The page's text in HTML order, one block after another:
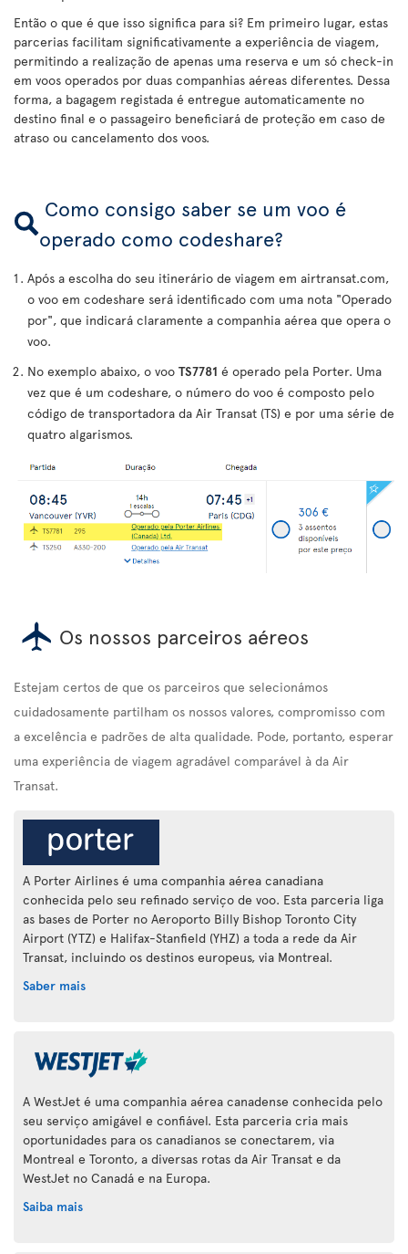
Então o que é que isso significa para si? Em primeiro lugar, estas
parcerias facilitam significativamente a experiência de viagem,
permitindo a realização de apenas uma reserva e um só check-in
em voos operados por duas companhias aéreas diferentes. Dessa
forma, a bagagem registada é entregue automaticamente no
destino final e o passageiro beneficiará de proteção em caso de
atraso ou cancelamento dos voos.
Como consigo saber se um voo é
operado como codeshare?
Após a escolha do seu itinerário de viagem em airtransat.com,
o voo em codeshare será identificado com uma nota "Operado
por", que indicará claramente a companhia aérea que opera o
voo.
No exemplo abaixo, o voo TS7781 é operado pela Porter. Uma
vez que é um codeshare, o número do voo é composto pelo
código de transportadora da Air Transat (TS) e por uma série de
quatro algarismos.
Os nossos parceiros aéreos
Estejam certos de que os parceiros que selecionámos
cuidadosamente partilham os nossos valores, compromisso com
a excelência e padrões de alta qualidade. Pode, portanto, esperar
uma experiência de viagem agradável comparável à da Air
Transat.
A Porter Airlines é uma companhia aérea canadiana
conhecida pelo seu refinado serviço de voo. Esta parceria liga
as bases de Porter no Aeroporto Billy Bishop Toronto City
Airport (YTZ) e Halifax-Stanfield (YHZ) a toda a rede da Air
Transat, incluindo os destinos europeus, via Montreal.
Saber mais
A WestJet é uma companhia aérea canadense conhecida pelo
seu serviço amigável e confiável. Esta parceria cria mais
oportunidades para os canadianos se conectarem, via
Montreal e Toronto, a diversas rotas da Air Transat e da
WestJet no Canadá e na Europa.
Saiba mais